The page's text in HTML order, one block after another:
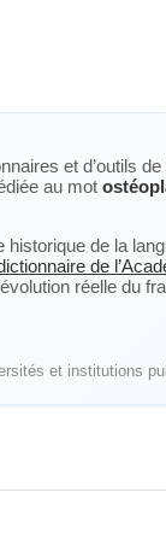
et d’outils
au mot
de la
de
réelle du
et institutions